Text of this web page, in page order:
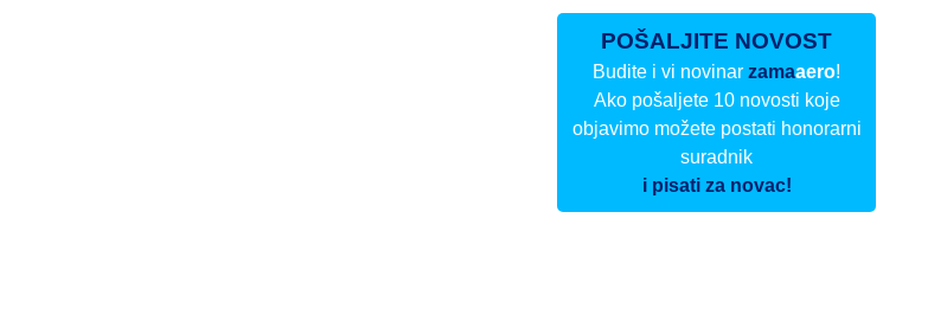
POŠALJITE NOVOST
Budite i vi novinarzamaaero!
Ako pošaljete 10 novosti koje
objavimo možete postati honorarni
suradnik
i pisati za novac!